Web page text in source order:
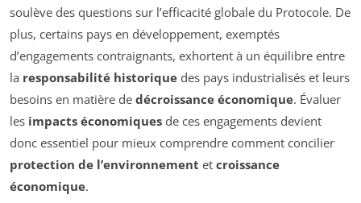
soulève des questions sur l’efficacité globale du Protocole. De
plus, certains pays en développement, exemptés
d’engagements contraignants, exhortent à un équilibre entre
la responsabilité historique des pays industrialisés et leurs
besoins en matière de décroissance économique. Évaluer
les impacts économiques de ces engagements devient
donc essentiel pour mieux comprendre comment concilier
protection de l’environnement et croissance
économique.